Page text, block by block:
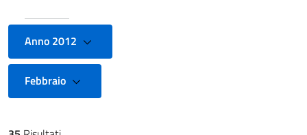
Anno 2012
Febbraio